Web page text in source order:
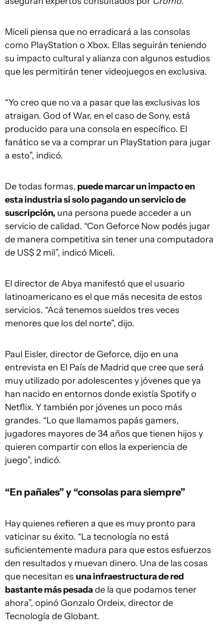
Miceli piensa que no erradicará a las consolas
como PlayStation o Xbox. Ellas seguirán teniendo
su impacto cultural y alianza con algunos estudios
que les permitirán tener videojuegos en exclusiva.
“Yo creo que no va a pasar que las exclusivas los
atraigan. God of War, en el caso de Sony, está
producido para una consola en específico. El
fanático se va a comprar un PlayStation para jugar
a esto”, indicó.
De todas formas, puede marcar un impacto en
esta industria si solo pagando un servicio de
suscripción, una persona puede acceder a un
servicio de calidad. “Con Geforce Now podés jugar
de manera competitiva sin tener una computadora
de US$ 2 mil”, indicó Miceli.
El director de Abya manifestó que el usuario
latinoamericano es el que más necesita de estos
servicios. “Acá tenemos sueldos tres veces
menores que los del norte”, dijo.
Paul Eisler, director de Geforce, dijo en una
entrevista en El País de Madrid que cree que será
muy utilizado por adolescentes y jóvenes que ya
han nacido en entornos donde existía Spotify o
Netflix. Y también por jóvenes un poco más
grandes. “Lo que llamamos papás gamers,
jugadores mayores de 34 años que tienen hijos y
quieren compartir con ellos la experiencia de
juego”, indicó.
“En pañales” y “consolas para siempre”
Hay quienes refieren a que es muy pronto para
vaticinar su éxito. “La tecnología no está
suficientemente madura para que estos esfuerzos
den resultados y muevan dinero. Una de las cosas
que necesitan es una infraestructura de red
bastante más pesadade la que podamos tener
ahora”, opinó Gonzalo Ordeix, director de
Tecnología de Globant.